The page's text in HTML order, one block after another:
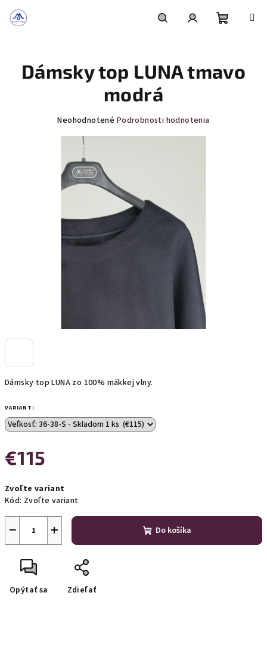
obsah
košík
Dámsky top LUNA zo 100% mäkkej vlny.
VARIANT:
€115
cena:
Zvoľte variant
Kód: Zvoľte variant
+
− Do košíka
Opýtať sa Zdieľať
Dámsky top LUNA tmavo
modrá
Priemerné
produktu
0,0
5
Neohodnotené Podrobnosti hodnotenia